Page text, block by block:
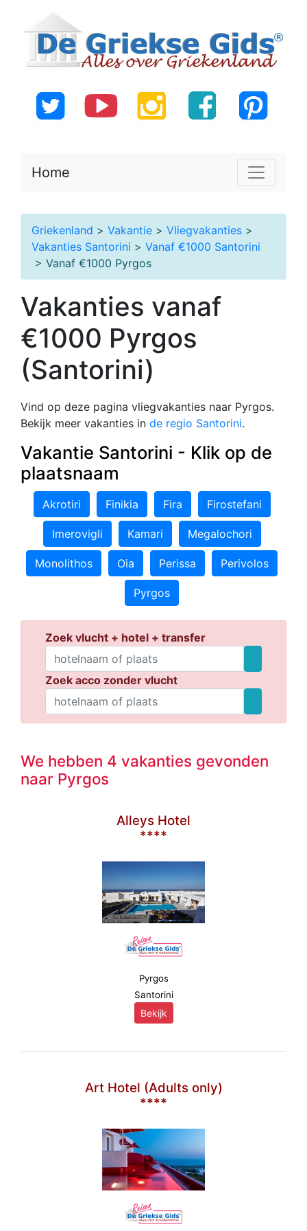
Home
Griekenland > Vakantie > Vliegvakanties >
Vakanties Santorini > Vanaf €1000 Santorini
> Vanaf €1000 Pyrgos
Vakanties vanaf
€1000 Pyrgos
(Santorini)
Vind op deze pagina vliegvakanties naar Pyrgos.
Bekijk meer vakanties in de regio Santorini.
Vakantie Santorini - Klik op de
plaatsnaam
Akrotiri Finikia Fira Firostefani
Imerovigli Kamari Megalochori
Monolithos Oia Perissa Perivolos
Pyrgos
Zoek vlucht + hotel + transfer
Zoek acco zonder vlucht
We hebben 4 vakanties gevonden
naar Pyrgos
Alleys Hotel
****
Pyrgos
Santorini
Bekijk
Art Hotel (Adults only)
****